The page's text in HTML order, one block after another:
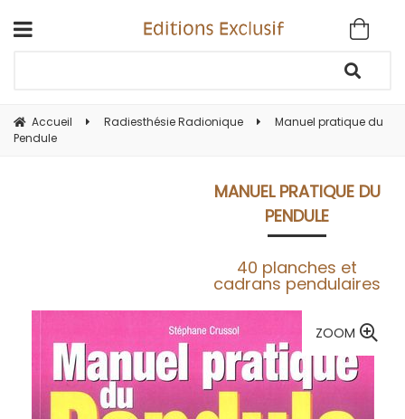
Accueil Radiesthésie Radionique
Manuel pratique du
Pendule
MANUEL PRATIQUE DU
PENDULE
40 planches et
cadrans pendulaires
ZOOM